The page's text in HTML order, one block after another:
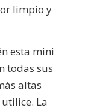
limpio y
esta mini
todas sus
altas
La